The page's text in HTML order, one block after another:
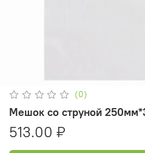
(0)
Мешок со струной
513.00 ₽